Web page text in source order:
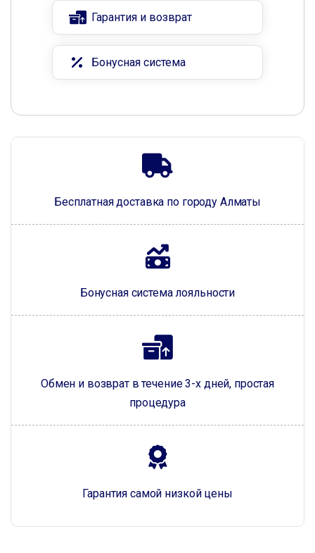
Бесплатная доставка по городу Алматы
Бонусная система лояльности
Обмен и возврат в течение 3-х дней, простая
процедура
Гарантия самой низкой цены
Гарантия и возврат
Бонусная система